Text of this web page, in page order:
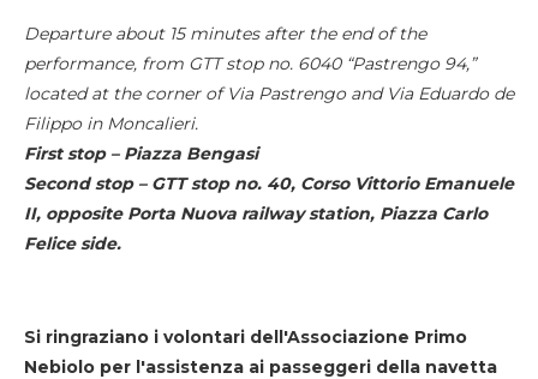
Departure about 15 minutes after the end of the
performance, from GTT stop no. 6040 “Pastrengo 94,”
located at the corner of Via Pastrengo and Via Eduardo de
Filippo in Moncalieri.
First stop – Piazza Bengasi
Second stop – GTT stop no. 40, Corso Vittorio Emanuele
II, opposite Porta Nuova railway station, Piazza Carlo
Felice side.
Si ringraziano i volontari dell'Associazione Primo
Nebiolo per l'assistenza ai passeggeri della navetta